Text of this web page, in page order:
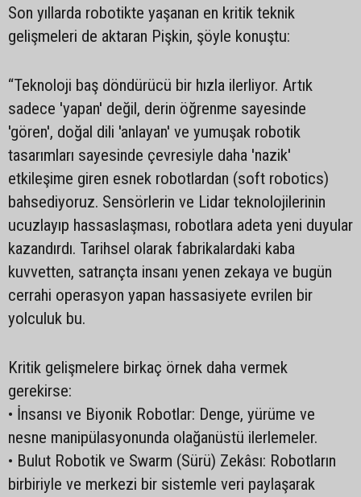
Son yıllarda robotikte yaşanan en kritik teknik
gelişmeleri de aktaran Pişkin, şöyle konuştu:
“Teknoloji baş döndürücü bir hızla ilerliyor. Artık
sadece 'yapan' değil, derin öğrenme sayesinde
'gören', doğal dili 'anlayan' ve yumuşak robotik
tasarımları sayesinde çevresiyle daha 'nazik'
etkileşime giren esnek robotlardan (soft robotics)
bahsediyoruz. Sensörlerin ve Lidar teknolojilerinin
ucuzlayıp hassaslaşması, robotlara adeta yeni duyular
kazandırdı. Tarihsel olarak fabrikalardaki kaba
kuvvetten, satrançta insanı yenen zekaya ve bugün
cerrahi operasyon yapan hassasiyete evrilen bir
yolculuk bu.
Kritik gelişmelere birkaç örnek daha vermek
gerekirse:
• İnsansı ve Biyonik Robotlar: Denge, yürüme ve
nesne manipülasyonunda olağanüstü ilerlemeler.
• Bulut Robotik ve Swarm (Sürü) Zekâsı: Robotların
birbiriyle ve merkezi bir sistemle veri paylaşarak